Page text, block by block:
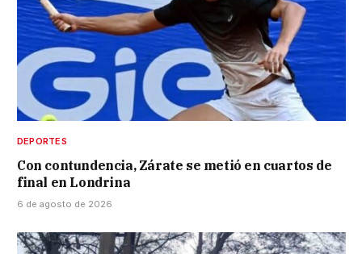
DEPORTES
Con contundencia, Zárate se metió en cuartos de
final en Londrina
6 de agosto de 2026